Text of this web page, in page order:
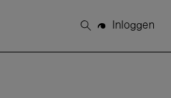
Zoeken
Inloggen